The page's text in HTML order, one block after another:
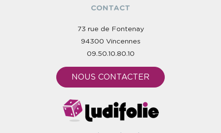
CONTACT
73 rue de Fontenay
94300 Vincennes
09.50.10.80.10
NOUS CONTACTER